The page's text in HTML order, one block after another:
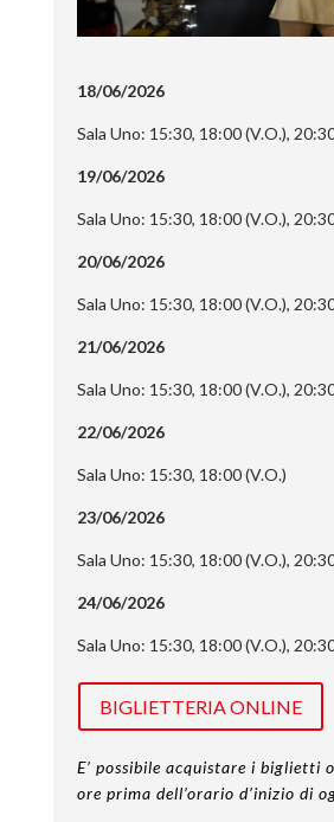
18/06/2026
Sala Uno: 15:30, 18:00 (V.O.),
19/06/2026
Sala Uno: 15:30, 18:00 (V.O.),
20/06/2026
Sala Uno: 15:30, 18:00 (V.O.),
21/06/2026
Sala Uno: 15:30, 18:00 (V.O.),
22/06/2026
Sala Uno: 15:30, 18:00 (V.O.)
23/06/2026
Sala Uno: 15:30, 18:00 (V.O.),
24/06/2026
Sala Uno: 15:30, 18:00 (V.O.),
BIGLIETTERIA ONLINE
E’ possibile acquistare i biglietti
ore prima dell’orario d’inizio di